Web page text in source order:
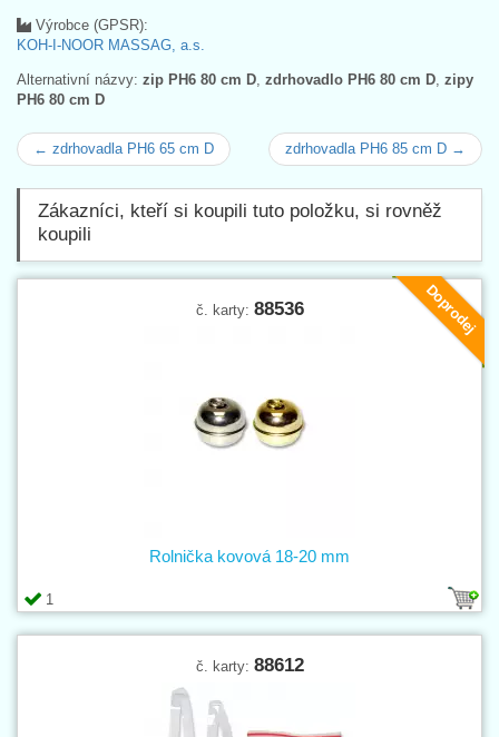
Výrobce (GPSR):
KOH-I-NOOR MASSAG, a.s.
Alternativní názvy: zip PH6 80 cm D zdrhovadlo PH6 80 cm D zipy
PH6 80 cm D
← zdrhovadla PH6 65 cm D zdrhovadla PH6 85 cm D →
Zákazníci, kteří si koupili tuto položku, si rovněž
koupili
Doprodej
č. karty: 88536
1
Rolnička kovová 18-20 mm
č. karty: 88612